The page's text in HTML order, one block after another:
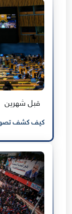
قبل شهرين
كيف كشف تصويت